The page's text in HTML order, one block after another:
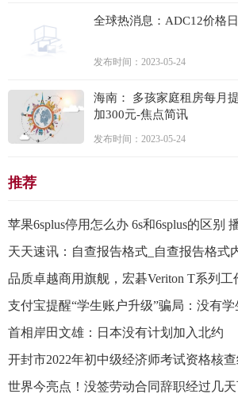
全球热消息：ADC12价格
发布时间：2023-05-24
海南： 多孩家庭租房每月
加300元-焦点简讯
发布时间：2023-05-24
推荐
苹果6splus停用怎么办 6s和6splus的区别
天天速讯：自查报告格式_自查报告格式
支付宝提醒“学生账户升级”骗局：没有学
首相岸田文雄：日本没有计划加入北约
开封市2022年初中级经济师考试资格核
世界今亮点！没签劳动合同辞职经过几